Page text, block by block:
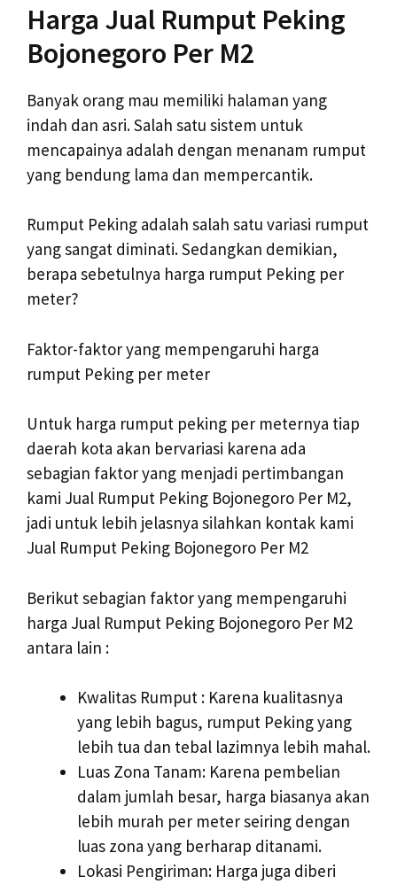
Harga Jual Rumput Peking
Bojonegoro Per M2
Banyak orang mau memiliki halaman yang
indah dan asri. Salah satu sistem untuk
mencapainya adalah dengan menanam rumput
yang bendung lama dan mempercantik.
Rumput Peking adalah salah satu variasi rumput
yang sangat diminati. Sedangkan demikian,
berapa sebetulnya harga rumput Peking per
meter?
Faktor-faktor yang mempengaruhi harga
rumput Peking per meter
Untuk harga rumput peking per meternya tiap
daerah kota akan bervariasi karena ada
sebagian faktor yang menjadi pertimbangan
kami Jual Rumput Peking Bojonegoro Per M2,
jadi untuk lebih jelasnya silahkan kontak kami
Jual Rumput Peking Bojonegoro Per M2
Berikut sebagian faktor yang mempengaruhi
harga Jual Rumput Peking Bojonegoro Per M2
antara lain :
Kwalitas Rumput : Karena kualitasnya
yang lebih bagus, rumput Peking yang
lebih tua dan tebal lazimnya lebih mahal.
Luas Zona Tanam: Karena pembelian
dalam jumlah besar, harga biasanya akan
lebih murah per meter seiring dengan
luas zona yang berharap ditanami.
Lokasi Pengiriman: Harga juga diberi